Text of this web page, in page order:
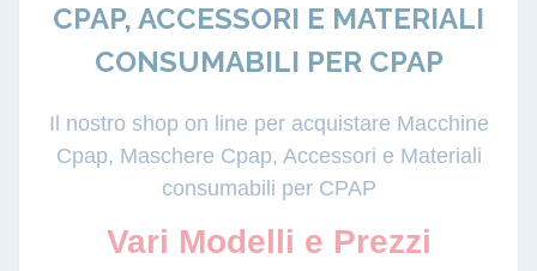
CPAP, ACCESSORI E MATERIALI
CONSUMABILI PER CPAP
Il nostro shop on line per acquistare Macchine
Cpap, Maschere Cpap, Accessori e Materiali
consumabili per CPAP
Vari Modelli e Prezzi